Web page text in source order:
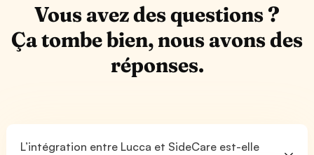
Vous avez des questions ?
Ça tombe bien, nous avons des
réponses.
L’intégration entre Lucca et SideCare est-elle